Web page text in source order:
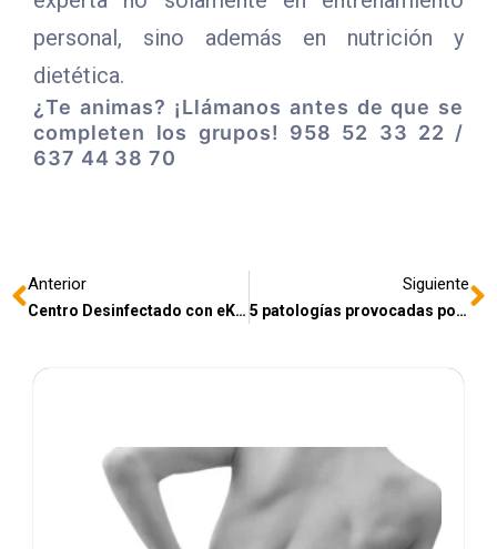
personal, sino además en nutrición y
dietética.
¿Te animas? ¡Llámanos antes de que se
completen los grupos! 958 52 33 22 /
637 44 38 70
Anterior
Centro Desinfectado con eKlean 50
Siguiente
5 patologías provocadas por el uso de móviles, consolas, ordenadores…